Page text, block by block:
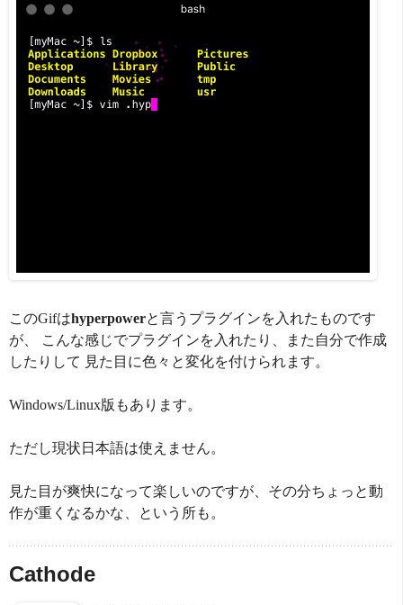
このGifはhyperpowerと言うプラグインを入れたものです
が、 こんな感じでプラグインを入れたり、また自分で作成
したりして 見た目に色々と変化を付けられます。
Windows/Linux版もあります。
ただし現状日本語は使えません。
見た目が爽快になって楽しいのですが、その分ちょっと動
作が重くなるかな、という所も。
Cathode